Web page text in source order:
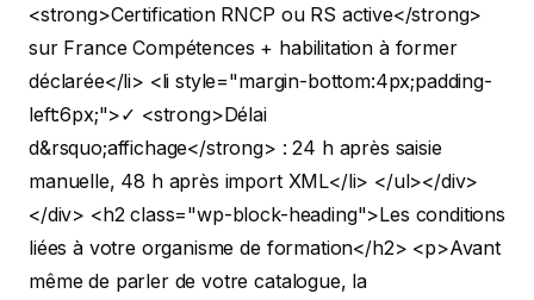
<strong>Certification RNCP ou RS active</strong>
sur France Compétences + habilitation à former
déclarée</li> <li style="margin-bottom:4px;padding-
left:6px;">✓ <strong>Délai
d&rsquo;affichage</strong> : 24 h après saisie
manuelle, 48 h après import XML</li> </ul></div>
</div> <h2 class="wp-block-heading">Les conditions
liées à votre organisme de formation</h2> <p>Avant
même de parler de votre catalogue, la